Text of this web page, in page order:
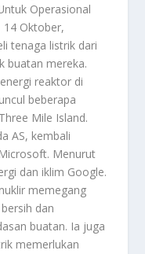
Operasional
14 Oktober,
tenaga listrik dari
buatan mereka.
reaktor di
beberapa
Mile Island.
AS, kembali
Menurut
dan iklim Google.
memegang
dan
buatan. Ia juga
memerlukan